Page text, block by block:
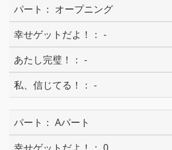
オープニング
-
-
-
Aパート